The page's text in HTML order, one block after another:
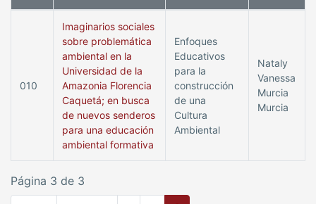
010
Imaginarios sociales
sobre problemática
ambiental en la
Universidad de la
Amazonia Florencia
Caquetá; en busca
de nuevos senderos
para una educación
ambiental formativa
Enfoques
Educativos
para la
construcción
de una
Cultura
Ambiental
Nataly
Vanessa
Murcia
Murcia
Página 3 de 3